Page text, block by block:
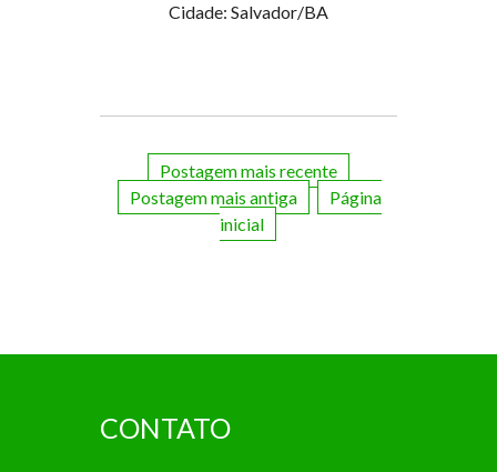
Cidade: Salvador/BA
Postagem mais recente
Postagem mais antiga
Página
inicial
CONTATO